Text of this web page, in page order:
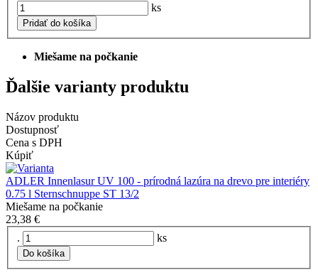
ks
Pridať do košíka
Miešame na počkanie
Ďalšie varianty produktu
Názov produktu
Dostupnosť
Cena s DPH
Kúpiť
ADLER Innenlasur UV 100 - prírodná lazúra na drevo pre interiéry
0.75 l Sternschnuppe ST 13/2
Miešame na počkanie
23,38 €
.
ks
Do košíka